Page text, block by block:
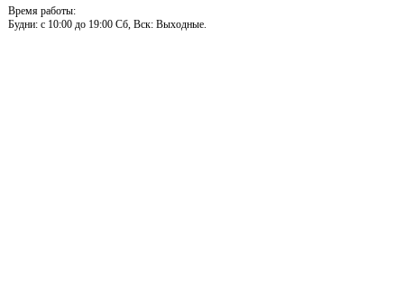
Время работы:
Будни: c 10:00 до 19:00 Сб, Вск: Выходные.